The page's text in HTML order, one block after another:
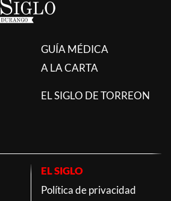
GUÍA MÉDICA
A LA CARTA
EL SIGLO DE TORREON
EL SIGLO
Política de privacidad